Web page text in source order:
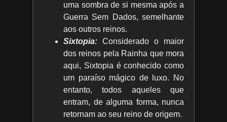
uma sombra de si mesma após a
Guerra Sem Dados, semelhante
aos outros reinos.
Sixtopia: Considerado o maior
dos reinos pela Rainha que mora
aqui, Sixtopia é conhecido como
um paraíso mágico de luxo. No
entanto, todos aqueles que
entram, de alguma forma, nunca
retornam ao seu reino de origem.